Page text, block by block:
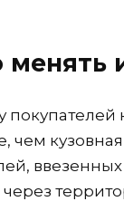
менять
покупателей
чем кузовная